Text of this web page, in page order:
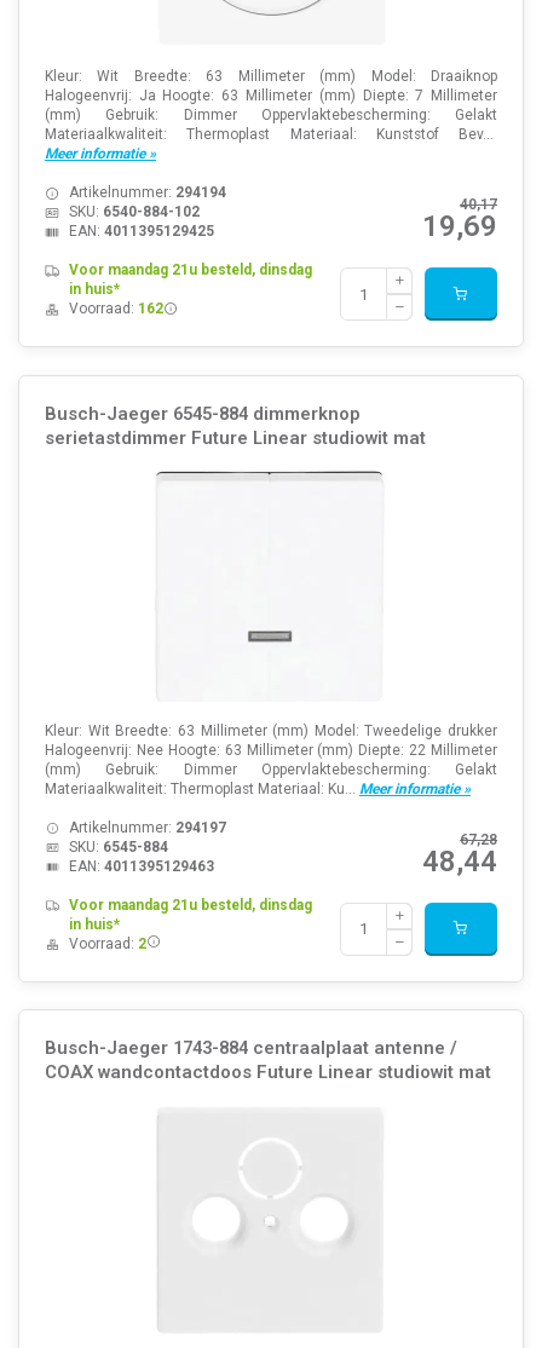
Kleur: Wit Breedte: 63 Millimeter (mm) Model: Draaiknop
Halogeenvrij: Ja Hoogte: 63 Millimeter (mm) Diepte: 7 Millimeter
(mm) Gebruik: Dimmer Oppervlaktebescherming: Gelakt
Materiaalkwaliteit: Thermoplast Materiaal: Kunststof Bev...
Meer informatie »
40,17
19,69
Artikelnummer: 294194
SKU: 6540-884-102
EAN: 4011395129425
Voor maandag 21u besteld, dinsdag
in huis*
Voorraad: 162
Busch-Jaeger 6545-884 dimmerknop
serietastdimmer Future Linear studiowit mat
Kleur: Wit Breedte: 63 Millimeter (mm) Model: Tweedelige drukker
Halogeenvrij: Nee Hoogte: 63 Millimeter (mm) Diepte: 22 Millimeter
(mm) Gebruik: Dimmer Oppervlaktebescherming: Gelakt
Materiaalkwaliteit: Thermoplast Materiaal: Ku... Meer informatie »
67,28
48,44
Artikelnummer: 294197
SKU: 6545-884
EAN: 4011395129463
Voor maandag 21u besteld, dinsdag
in huis*
Voorraad: 2
Busch-Jaeger 1743-884 centraalplaat antenne /
COAX wandcontactdoos Future Linear studiowit mat